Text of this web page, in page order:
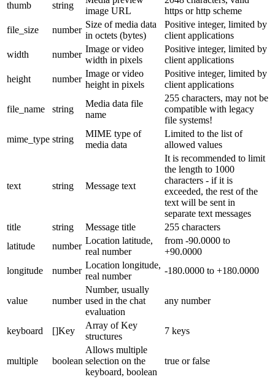
thumb
string
image URL
https or http scheme
file_size
number
Size of media data
in octets (bytes)
Positive integer, limited by
client applications
width
number
Image or video
width in pixels
Positive integer, limited by
client applications
height
number
Image or video
height in pixels
Positive integer, limited by
client applications
file_name string
Media data file
name
255 characters, may not be
compatible with legacy
file systems!
mime_type string
MIME type of
media data
Limited to the list of
allowed values
text string Message text
It is recommended to limit
the length to 1000
characters - if it is
exceeded, the rest of the
text will be sent in
separate text messages
title
string Message title
255 characters
latitude
number
Location latitude,
real number
from -90.0000 to
+90.0000
longitude
number
Location longitude,
real number
-180.0000 to +180.0000
value number
Number, usually
used in the chat
evaluation
any number
keyboard []Key
Array of Key
structures
7 keys
multiple boolean
Allows multiple
selection on the
keyboard, boolean
true or false